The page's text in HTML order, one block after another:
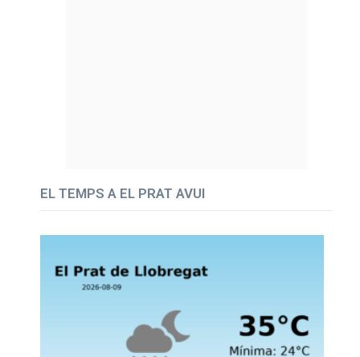
EL TEMPS A EL PRAT AVUI